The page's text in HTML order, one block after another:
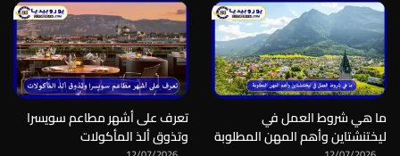
ما هي شروط العمل في
ليختنشتاين وأهم المهن المطلوبة
تعرف على أشهر مطاعم سويسرا
وتذوق ألذ المأكولات